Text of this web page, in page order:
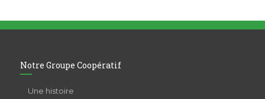
Notre Groupe Coopératif
Une histoire